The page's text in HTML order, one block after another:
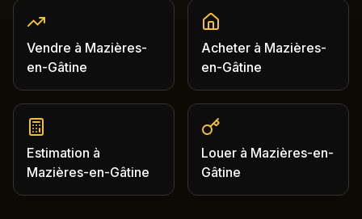
Vendre à Mazières-
en-Gâtine
Acheter à Mazières-
en-Gâtine
Estimation à
Mazières-en-Gâtine
Louer à Mazières-en-
Gâtine